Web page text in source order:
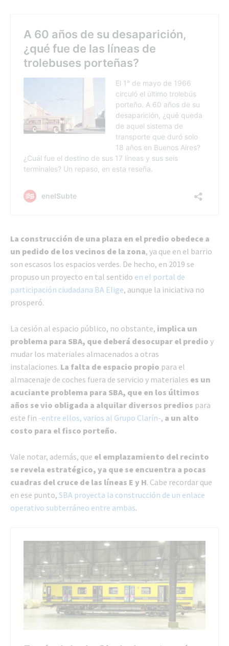
La construcción de una plaza en el predio obedece a
un pedido de los vecinos de la zona, ya que en el barrio
son escasos los espacios verdes. De hecho, en 2019 se
propuso un proyecto en tal sentido en el portal de
participación ciudadana BA Elige, aunque la iniciativa no
prosperó.
La cesión al espacio público, no obstante, implica un
problema para SBA, que deberá desocupar el predio y
mudar los materiales almacenados a otras
instalaciones. La falta de espacio propio para el
almacenaje de coches fuera de servicio y materiales es un
acuciante problema para SBA, que en los últimos
años se vio obligada a alquilar diversos predios para
este fin -entre ellos, varios al Grupo Clarín-, a un alto
costo para el fisco porteño.
Vale notar, además, que el emplazamiento del recinto
se revela estratégico, ya que se encuentra a pocas
cuadras del cruce de las líneas E y H. Cabe recordar que
en ese punto, SBA proyecta la construcción de un enlace
operativo subterráneo entre ambas.